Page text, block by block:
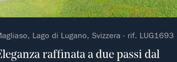
Lago di Lugano, Svizzera - rif. LUG1693
raffinata a due passi dal